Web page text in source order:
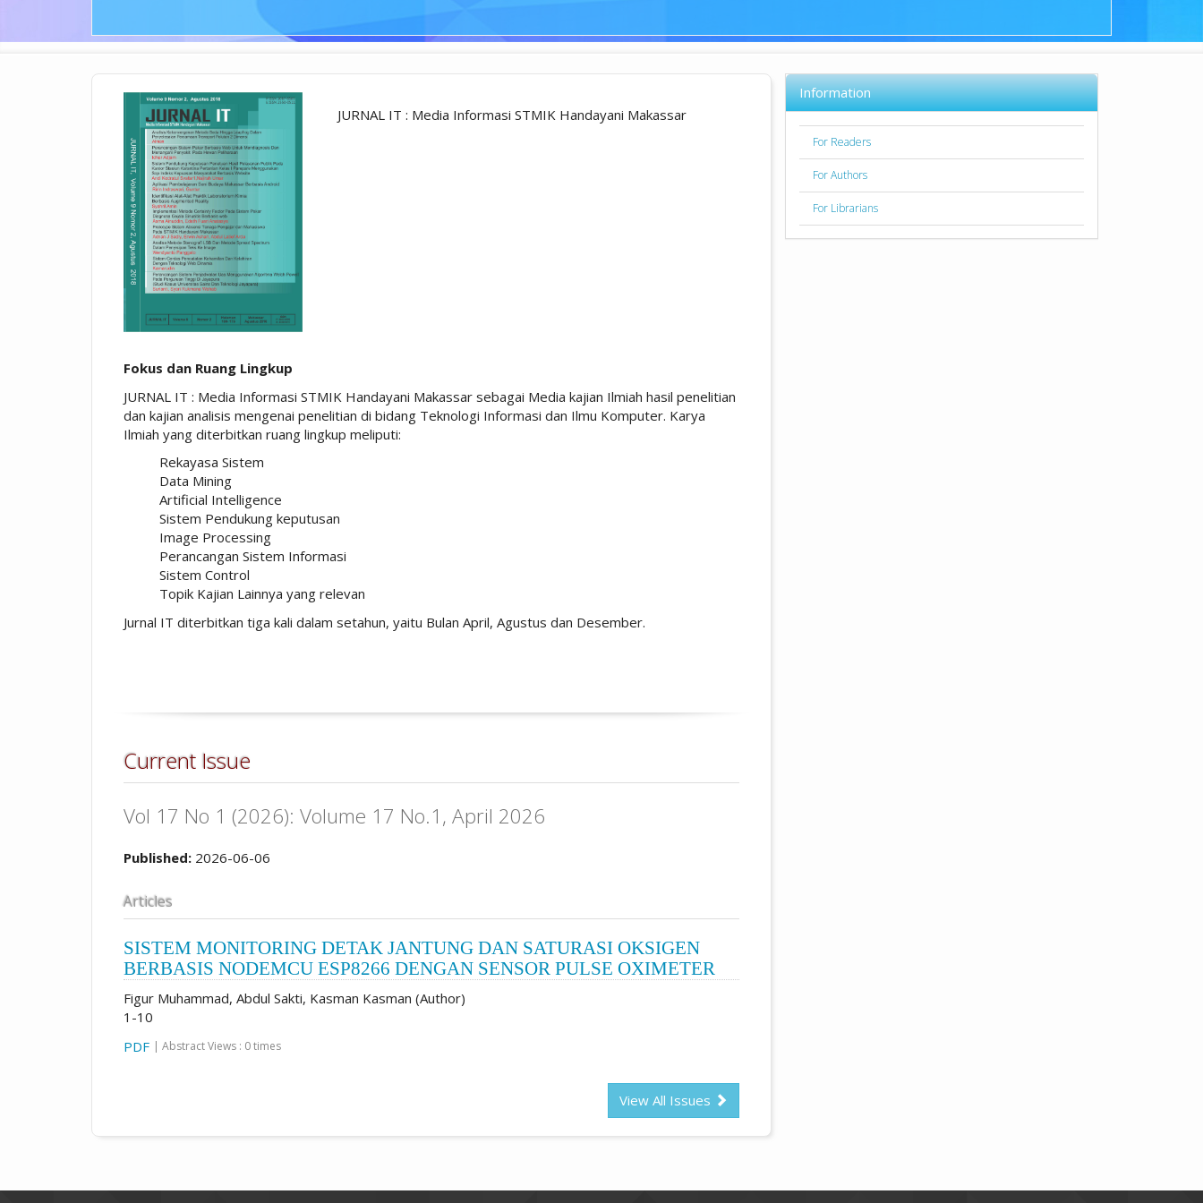
JURNAL IT : Media Informasi STMIK Handayani Makassar
Fokus dan Ruang Lingkup
JURNAL IT : Media Informasi STMIK Handayani Makassar sebagai Media kajian Ilmiah hasil penelitian
dan kajian analisis mengenai penelitian di bidang Teknologi Informasi dan Ilmu Komputer. Karya
Ilmiah yang diterbitkan ruang lingkup meliputi:
Rekayasa Sistem
Data Mining
Artificial Intelligence
Sistem Pendukung keputusan
Image Processing
Perancangan Sistem Informasi
Sistem Control
Topik Kajian Lainnya yang relevan
Jurnal IT diterbitkan tiga kali dalam setahun, yaitu Bulan April, Agustus dan Desember.
Current Issue
Vol 17 No 1 (2026): Volume 17 No.1, April 2026
Published: 2026-06-06
Articles
SISTEM MONITORING DETAK JANTUNG DAN SATURASI OKSIGEN
BERBASIS NODEMCU ESP8266 DENGAN SENSOR PULSE OXIMETER
Figur Muhammad, Abdul Sakti, Kasman Kasman (Author)
1-10
PDF | Abstract Views : 0 times
View All Issues
Information
For Readers
For Authors
For Librarians